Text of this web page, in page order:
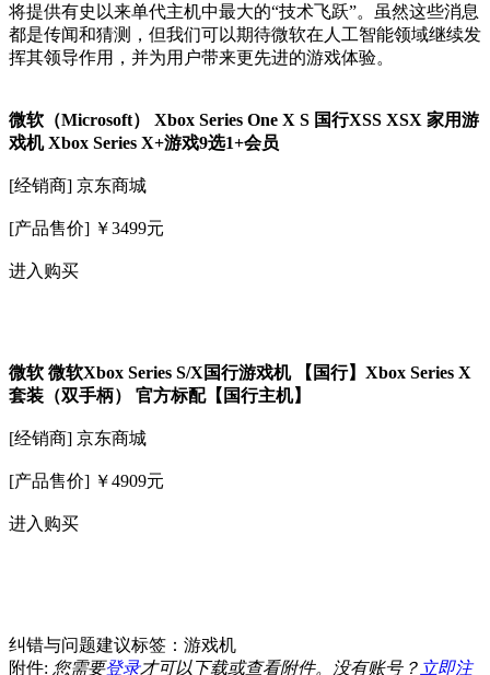
将提供有史以来单代主机中最大的“技术飞跃”。虽然这些消息
都是传闻和猜测，但我们可以期待微软在人工智能领域继续发
挥其领导作用，并为用户带来更先进的游戏体验。
微软（Microsoft） Xbox Series One X S 国行XSS XSX 家用游
戏机 Xbox Series X+游戏9选1+会员
[经销商] 京东商城
[产品售价] ￥3499元
进入购买
微软 微软Xbox Series S/X国行游戏机 【国行】Xbox Series X
套装（双手柄） 官方标配【国行主机】
[经销商] 京东商城
[产品售价] ￥4909元
进入购买
纠错与问题建议标签：游戏机
附件: 您需要登录才可以下载或查看附件。没有账号？ 立即注